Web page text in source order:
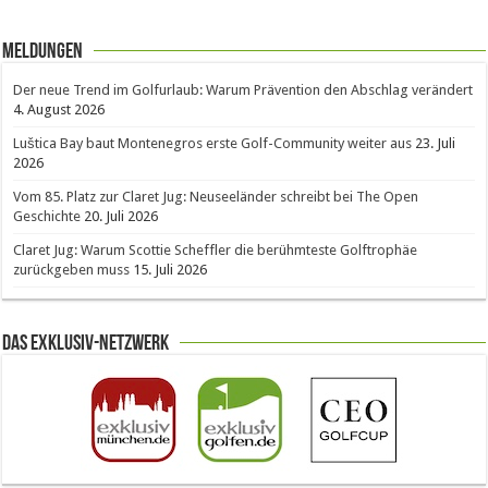
Meldungen
Der neue Trend im Golfurlaub: Warum Prävention den Abschlag verändert
4. August 2026
Luštica Bay baut Montenegros erste Golf-Community weiter aus 23. Juli
2026
Vom 85. Platz zur Claret Jug: Neuseeländer schreibt bei The Open
Geschichte 20. Juli 2026
Claret Jug: Warum Scottie Scheffler die berühmteste Golftrophäe
zurückgeben muss 15. Juli 2026
Das Exklusiv-Netzwerk